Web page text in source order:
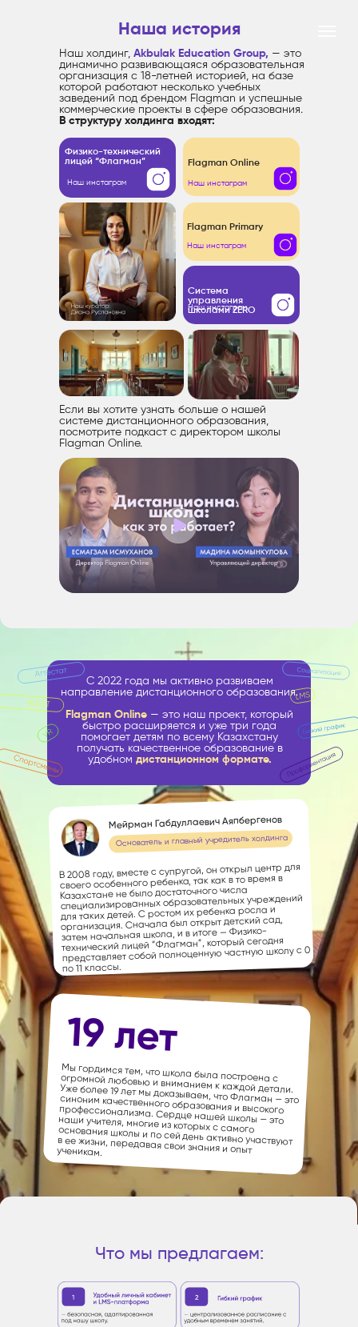
Наша история
Наш холдинг, Akbulak Education Group, — это
динамично развивающаяся образовательная
организация с 18-летней историей, на базе
которой работают несколько учебных
заведений под брендом Flagman и успешные
коммерческие проекты в сфере образования.
В структуру холдинга входят:
Если вы хотите узнать больше о нашей
системе дистанционного образования,
посмотрите подкаст с директором школы
Flagman Online.
Физико-технический
лицей “Флагман”
Flagman Online
Наш инстаграм Наш инстаграм
Наш инстаграм
Система
управления
школами ZERO
Наш инстаграм
Flagman Primary
Мейрман Габдуллаевич Аяпбергенов
Основатель и главный учредитель холдинга
В 2008 году, вместе с супругой, он открыл центр для
своего особенного ребенка, так как в то время в
Казахстане не было достаточного числа
специализированных образовательных учреждений
для таких детей. С ростом их ребенка росла и
организация. Сначала был открыт детский сад,
затем начальная школа, и в итоге — Физико-
технический лицей “Флагман”, который сегодня
представляет собой полноценную частную школу с 0
по 11 классы.
Мы гордимся тем, что школа была построена с огромной любовью и вниманием к каждой детали.
Уже более 19 лет мы доказываем, что Флагман — это
синоним качественного образования и высокого профессионализма. Сердце нашей школы — это наши учителя, многие из которых с самого основания школы и по сей день активно участвуют
в ее жизни, передавая свои знания и опыт ученикам.
19 лет
С 2022 года мы активно развиваем
направление дистанционного образования.
Flagman Online — это наш проект, который
быстро расширяется и уже три года
помогает детям по всему Казахстану
получать качественное образование в
удобном дистанционном формате.
Что мы предлагаем: